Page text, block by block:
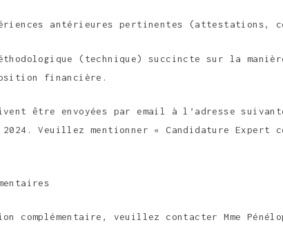
antérieures pertinentes
(technique) succincte sur la
financière.
être envoyées par email à l’adresse
2024. Veuillez mentionner « Candidature
complémentaire, veuillez contacter Mme